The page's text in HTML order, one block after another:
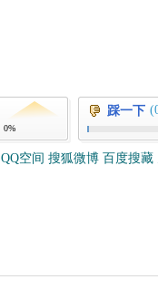
0%
踩一下
QQ空间 搜狐微博 百度搜藏